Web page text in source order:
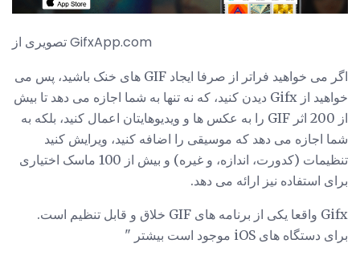
تصویری از GifxApp.com
اگر می خواهید فراتر از صرفا ایجاد GIF های خنک باشید، پس می
خواهید از Gifx دیدن کنید، که نه تنها به شما اجازه می دهد تا بیش
از 200 اثر GIF را به عکس ها و ویدیوهایتان اعمال کنید، بلکه به
شما اجازه می دهد که موسیقی را اضافه کنید، ویرایش کنید
تنظیمات (کدورت، اندازه، و غیره) و بیش از 100 ماسک اختیاری
برای استفاده نیز ارائه می دهد.
Gifx واقعا یکی از برنامه های GIF خلاق و قابل تنظیم است.
برای دستگاه های iOS موجود است بیشتر "